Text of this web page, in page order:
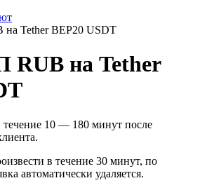
Tether BEP20 USDT
на Tether
10 — 180 минут после
в течение 30 минут, по
автоматически удаляется.